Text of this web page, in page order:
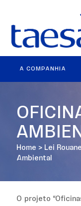
A COMPANHIA
Home > Lei
Ambiental
O projeto